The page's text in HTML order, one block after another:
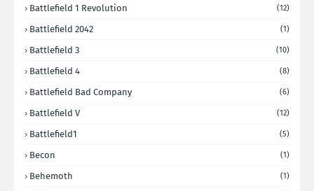
Battlefield 1 Revolution (12)
Battlefield 2042 (1)
Battlefield 3 (10)
Battlefield 4 (8)
Battlefield Bad Company (6)
Battlefield V (12)
Battlefield1 (5)
Becon (1)
Behemoth (1)